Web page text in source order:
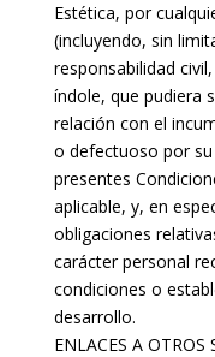
Estética, por
(incluyendo, sin
responsabilidad
índole, que pudiera
relación con el
o defectuoso por
presentes
aplicable, y, en
obligaciones
carácter personal
condiciones o
desarrollo.
ENLACES A OTROS